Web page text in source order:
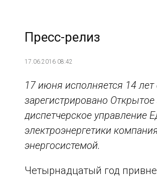
Пресс-релиз
17.06.2016 08:42
17 июня исполняется 14
зарегистрировано
диспетчерское управление
электроэнергетики
энергосистемой.
Четырнадцатый год